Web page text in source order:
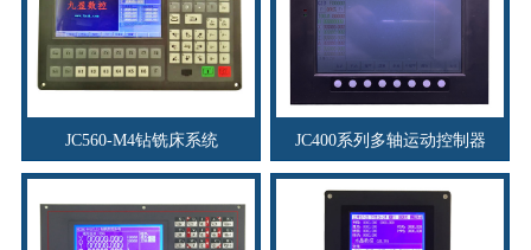
JC560-M4钻铣床系统 JC400系列多轴运动控制器